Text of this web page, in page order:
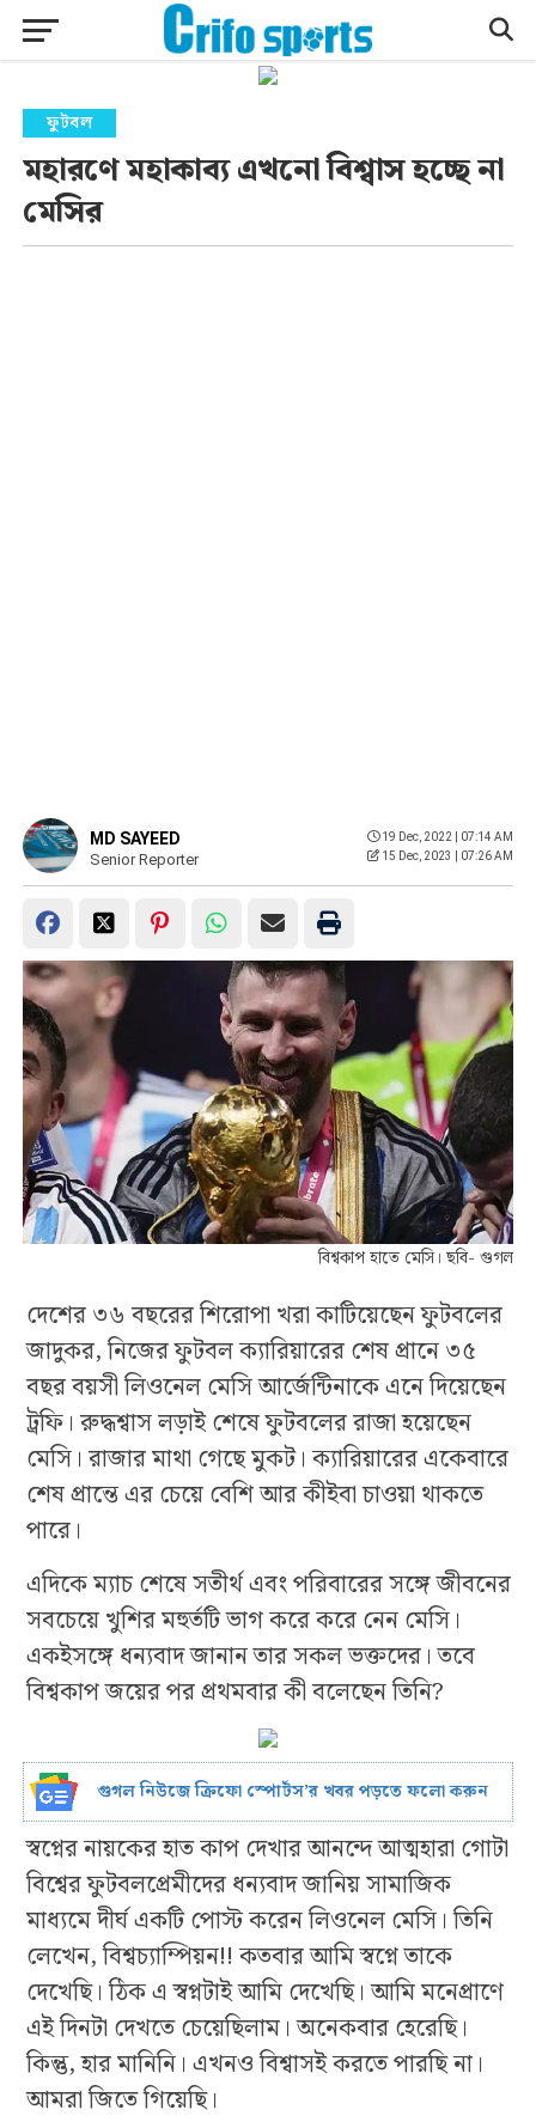
ফুটবল
মহারণে মহাকাব্য এখনো বিশ্বাস হচ্ছে না
মেসির
MD SAYEED
Senior Reporter
19 Dec, 2022 | 07:14 AM
15 Dec, 2023 | 07:26 AM
বিশ্বকাপ হাতে মেসি। ছবি- গুগল
দেশের ৩৬ বছরের শিরোপা খরা কাটিয়েছেন ফুটবলের
জাদুকর, নিজের ফুটবল ক্যারিয়ারের শেষ প্রানে ৩৫
বছর বয়সী লিওনেল মেসি আর্জেন্টিনাকে এনে দিয়েছেন
ট্রফি। রুদ্ধশ্বাস লড়াই শেষে ফুটবলের রাজা হয়েছেন
মেসি। রাজার মাথা গেছে মুকট। ক্যারিয়ারের একেবারে
শেষ প্রান্তে এর চেয়ে বেশি আর কীইবা চাওয়া থাকতে
পারে।
এদিকে ম্যাচ শেষে সতীর্থ এবং পরিবারের সঙ্গে জীবনের
সবচেয়ে খুশির মহুর্তটি ভাগ করে করে নেন মেসি।
একইসঙ্গে ধন্যবাদ জানান তার সকল ভক্তদের। তবে
বিশ্বকাপ জয়ের পর প্রথমবার কী বলেছেন তিনি?
গুগল নিউজে ক্রিফো স্পোর্টস’র খবর পড়তে ফলো করুন
স্বপ্নের নায়কের হাত কাপ দেখার আনন্দে আত্মহারা গোটা
বিশ্বের ফুটবলপ্রেমীদের ধন্যবাদ জানিয় সামাজিক
মাধ্যমে দীর্ঘ একটি পোস্ট করেন লিওনেল মেসি। তিনি
লেখেন, বিশ্বচ্যাম্পিয়ন!! কতবার আমি স্বপ্নে তাকে
দেখেছি। ঠিক এ স্বপ্নটাই আমি দেখেছি। আমি মনেপ্রাণে
এই দিনটা দেখতে চেয়েছিলাম। অনেকবার হেরেছি।
কিন্তু, হার মানিনি। এখনও বিশ্বাসই করতে পারছি না।
আমরা জিতে গিয়েছি।